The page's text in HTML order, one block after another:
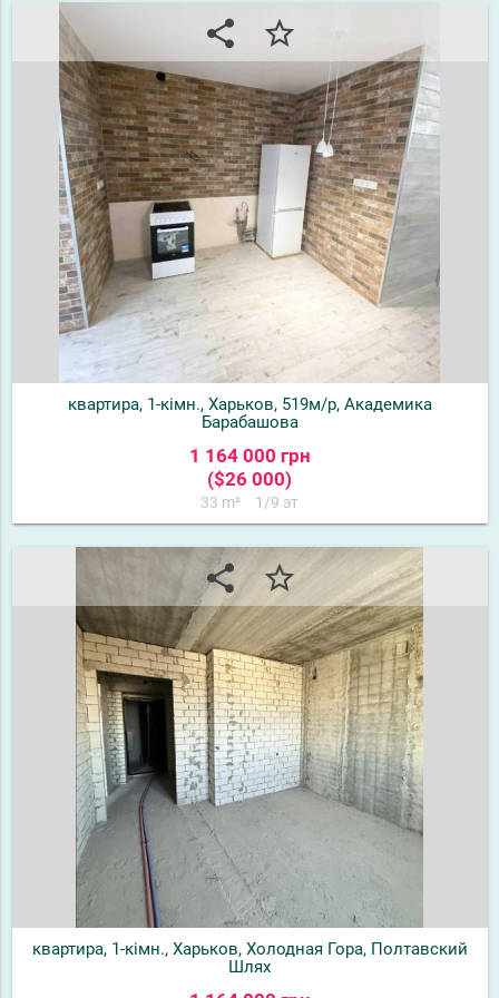
share star_border
квартира, 1-кімн., Харьков, 519м/р, Академика
Барабашова
1 164 000 грн
($26 000)
33 m² 1/9 эт
share star_border
квартира, 1-кімн., Харьков, Холодная Гора, Полтавский
Шлях